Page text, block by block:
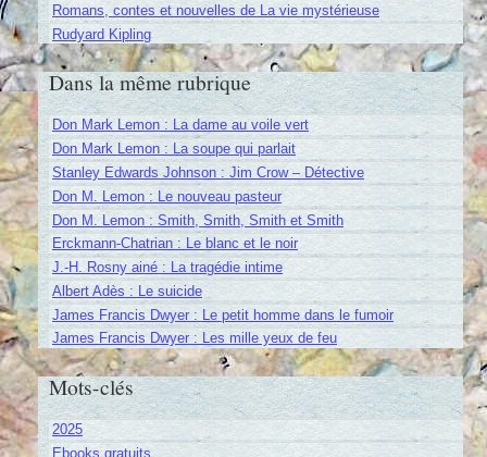
Romans, contes et nouvelles de La vie mystérieuse
Rudyard Kipling
Dans la même rubrique
Don Mark Lemon : La dame au voile vert
Don Mark Lemon : La soupe qui parlait
Stanley Edwards Johnson : Jim Crow – Détective
Don M. Lemon : Le nouveau pasteur
Don M. Lemon : Smith, Smith, Smith et Smith
Erckmann-Chatrian : Le blanc et le noir
J.-H. Rosny ainé : La tragédie intime
Albert Adès : Le suicide
James Francis Dwyer : Le petit homme dans le fumoir
James Francis Dwyer : Les mille yeux de feu
Mots-clés
2025
Ebooks gratuits